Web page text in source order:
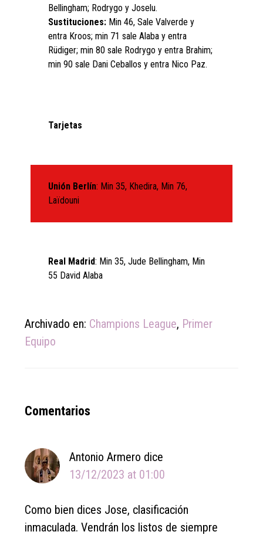
Bellingham; Rodrygo y Joselu.
Sustituciones: Min 46, Sale Valverde y
entra Kroos; min 71 sale Alaba y entra
Rüdiger; min 80 sale Rodrygo y entra Brahim;
min 90 sale Dani Ceballos y entra Nico Paz.
Tarjetas
Unión Berlín: Min 35, Khedira, Min 76,
Laïdouni
Real Madrid: Min 35, Jude Bellingham, Min
55 David Alaba
Archivado en: Champions League, Primer
Equipo
Reader
Comentarios
Antonio Armero dice
13/12/2023 at 01:00
Como bien dices Jose, clasificación
inmaculada. Vendrán los listos de siempre